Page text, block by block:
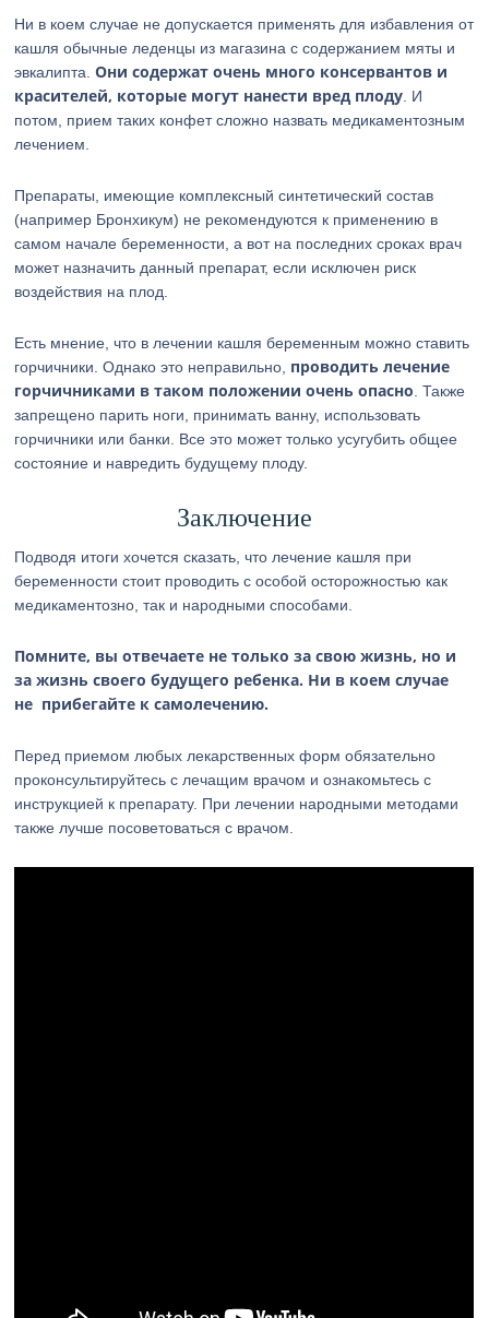
Ни в коем случае не допускается применять для избавления от
кашля обычные леденцы из магазина с содержанием мяты и
эвкалипта.Они содержат очень много консервантов и
красителей, которые могут нанести вред плоду . И
потом, прием таких конфет сложно назвать медикаментозным
лечением.
Препараты, имеющие комплексный синтетический состав
(например Бронхикум) не рекомендуются к применению в
самом начале беременности, а вот на последних сроках врач
может назначить данный препарат, если исключен риск
воздействия на плод.
Есть мнение, что в лечении кашля беременным можно ставить
горчичники. Однако это неправильно, проводить лечение
горчичниками в таком положении очень опасно . Также
запрещено парить ноги, принимать ванну, использовать
горчичники или банки. Все это может только усугубить общее
состояние и навредить будущему плоду.
Заключение
Подводя итоги хочется сказать, что лечение кашля при
беременности стоит проводить с особой осторожностью как
медикаментозно, так и народными способами.
Помните, вы отвечаете не только за свою жизнь, но и
за жизнь своего будущего ребенка. Ни в коем случае
не прибегайте к самолечению.
Перед приемом любых лекарственных форм обязательно
проконсультируйтесь с лечащим врачом и ознакомьтесь с
инструкцией к препарату. При лечении народными методами
также лучше посоветоваться с врачом.